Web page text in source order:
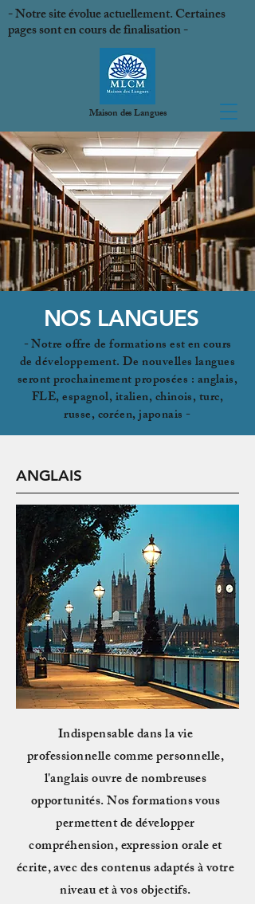
MLCM
Maison des Langues
- Notre site évolue actuellement. Certaines
pages sont en cours de finalisation -
NOS LANGUES
- Notre offre de formations est en cours
de développement. De nouvelles langues
seront prochainement proposées : anglais,
FLE, espagnol, italien, chinois, turc,
russe, coréen, japonais -
ANGLAIS
Indispensable dans la vie
professionnelle comme personnelle,
l'anglais ouvre de nombreuses
opportunités. Nos formations vous
permettent de développer
compréhension, expression orale et
écrite, avec des contenus adaptés à votre
niveau et à vos objectifs.